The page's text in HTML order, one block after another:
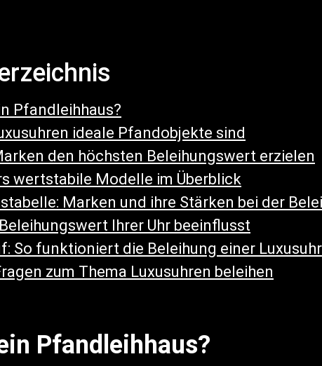
Pfandleihhaus?
ideale Pfandobjekte sind
den höchsten Beleihungswert erzielen
wertstabile Modelle im Überblick
Marken und ihre Stärken bei der
Ihrer Uhr beeinflusst
So funktioniert die Beleihung einer Luxusuhr
zum Thema Luxusuhren beleihen
Pfandleihhaus?